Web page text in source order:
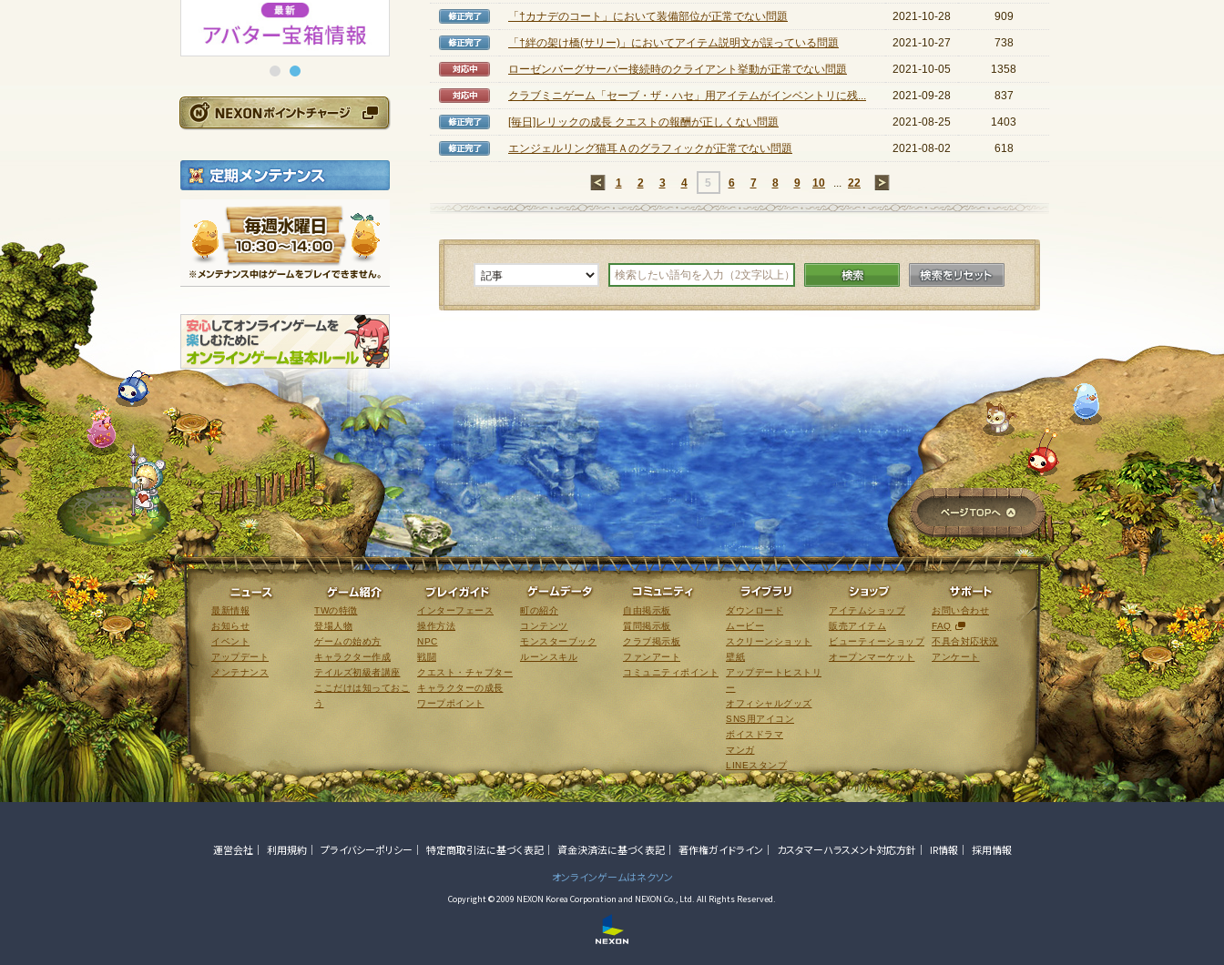
NEXONポイントチャージ
毎週水曜日 10:30～14:00
修正完了
「†カナデのコート」において装備部位が正常でない問題 2021-10-28 909
修正完了
「†絆の架け橋(サリー)」においてアイテム説明文が誤っている問題 2021-10-27 738
対応中
ローゼンバーグサーバー接続時のクライアント挙動が正常でない問題 2021-10-05 1358
対応中
クラブミニゲーム「セーブ・ザ・ハセ」用アイテムがインベントリに残... 2021-09-28 837
修正完了
[毎日]レリックの成長 クエストの報酬が正しくない問題 2021-08-25 1403
修正完了
エンジェルリング猫耳Ａのグラフィックが正常でない問題 2021-08-02 618
←1 2 3 4 5 6 7 8 9 10 ... 22
検索 検索をリセット
ページTOPへ
ニュース
最新情報
お知らせ
イベント
アップデート
メンテナンス
ゲーム紹介
TWの特徴
登場人物
ゲームの始め方
キャラクター作成
テイルズ初級者講座
ここだけは知っておこ
う
プレイガイド
インターフェース
操作方法
NPC
戦闘
クエスト・チャプター
キャラクターの成長
ワープポイント
ゲームデータ
町の紹介
コンテンツ
モンスターブック
ルーンスキル
コミュニティ
自由掲示板
質問掲示板
クラブ掲示板
ファンアート
コミュニティポイント
ライブラリ
ダウンロード
ムービー
スクリーンショット
壁紙
アップデートヒストリ
ー
オフィシャルグッズ
SNS用アイコン
ボイスドラマ
マンガ
LINEスタンプ
ショップ
アイテムショップ
販売アイテム
ビューティーショップ
オープンマーケット
サポート
お問い合わせ
FAQ
不具合対応状況
アンケート
運営会社 利用規約 プライバシーポリシー 特定商取引法に基づく表記 資金決済法に基づく表記 著作権ガイドライン カスタマーハラスメント対応方針 IR情報
採用情報
オンラインゲームはネクソン
Copyright © 2009 NEXON Korea Corporation and NEXON Co., Ltd. All Rights Reserved.